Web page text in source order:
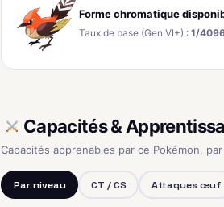
Forme chromatique
Taux de base (Gen VI+) : 1/
Capacités &
Capacités apprenables par ce Pokémon,
Par niveau CT / CS Attaques œuf